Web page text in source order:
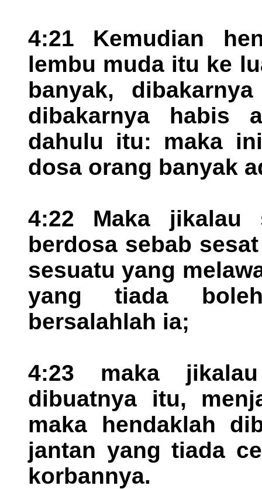
4:21 Kemudian
lembu muda itu ke
banyak,
dibakarnya habis
dahulu itu: maka
dosa orang banyak
4:22 Maka jikalau
berdosa sebab
sesuatu yang
yang tiada
bersalahlah ia;
4:23 maka
dibuatnya itu,
maka hendaklah
jantan yang tiada
korbannya.